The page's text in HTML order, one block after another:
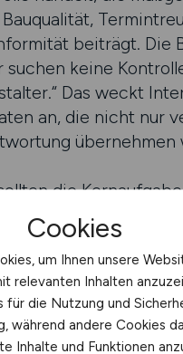
beiträgt. Die
suchen keine
Das weckt
an, die nicht nur
übernehmen
die
– idealerweise in
Dazu gehören
Pflege von
Cookies
um Ihnen unsere
relevanten Inhalten
für die Nutzung und
während andere Cookies
Inhalte und Funktionen